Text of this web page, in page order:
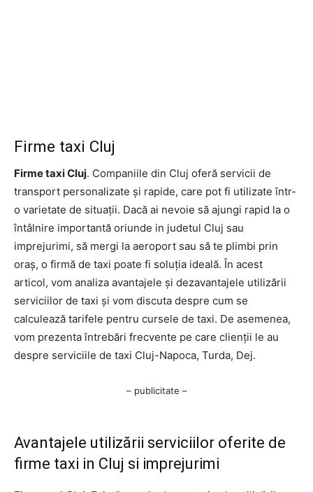
Firme taxi Cluj
Firme taxi Cluj. Companiile din Cluj oferă servicii de
transport personalizate și rapide, care pot fi utilizate într-
o varietate de situații. Dacă ai nevoie să ajungi rapid la o
întâlnire importantă oriunde in judetul Cluj sau
imprejurimi, să mergi la aeroport sau să te plimbi prin
oraș, o firmă de taxi poate fi soluția ideală. În acest
articol, vom analiza avantajele și dezavantajele utilizării
serviciilor de taxi și vom discuta despre cum se
calculează tarifele pentru cursele de taxi. De asemenea,
vom prezenta întrebări frecvente pe care clienții le au
despre serviciile de taxi Cluj-Napoca, Turda, Dej.
– publicitate –
Avantajele utilizării serviciilor oferite de
firme taxi in Cluj si imprejurimi